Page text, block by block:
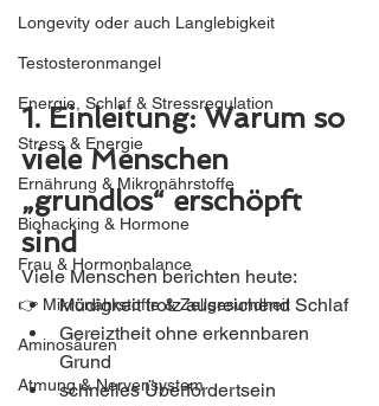
Longevity oder auch Langlebigkeit
Testosteronmangel
Energie, Schlaf & Stressregulation
Stress & Energie
Ernährung & Mikronährstoffe
Biohacking & Hormone
Frau & Hormonbalance
👉 Mikronährstoffe & Zellgesundheit
Aminosäuren
Atmung & Nervensystem
1. Einleitung: Warum so
viele Menschen
„grundlos“ erschöpft
sind
Viele Menschen berichten heute:
Müdigkeit trotz ausreichend Schlaf
Gereiztheit ohne erkennbaren
Grund
schnelles Überfordertsein